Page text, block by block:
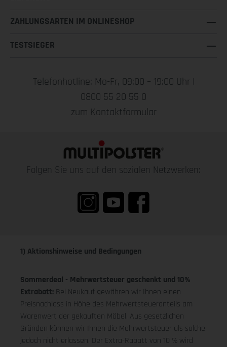
ZAHLUNGSARTEN IM ONLINESHOP
TESTSIEGER
Telefonhotline: Mo-Fr, 09:00 – 19:00 Uhr |
0800 55 20 55 0
zum Kontaktformular
Folgen Sie uns auf den sozialen Netzwerken:
1) Aktionshinweise und Bedingungen
Sommerdeal - Mehrwertsteuer geschenkt und 10%
Extrabatt: Bei Neukauf gewähren wir Ihnen einen
Preisnachlass in Höhe des Mehrwertsteueranteils am
Warenwert der gekauften Möbel. Aus gesetzlichen
Gründen können wir Ihnen die Mehrwertsteuer als solche
jedoch nicht erlassen. Der Extra-Rabatt von 10 % wird